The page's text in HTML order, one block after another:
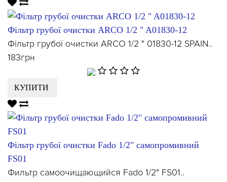
Фільтр грубої очистки ARCO 1/2 " A01830-12
Фільтр грубої очистки ARCO 1/2 " 01830-12 SPAIN..
183грн
КУПИТИ
Фільтр грубої очистки Fado 1/2" самопромивний
FS01
Фильтр самоочищающийся Fado 1/2" FS01..